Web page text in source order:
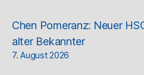
Chen Pomeranz: Neuer
alter Bekannter
7. August 2026